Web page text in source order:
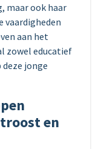
maar ook haar
vaardigheden
aan het
zowel educatief
jonge
en